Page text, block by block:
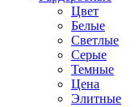
Цвет
Белые
Светлые
Серые
Темные
Цена
Элитные